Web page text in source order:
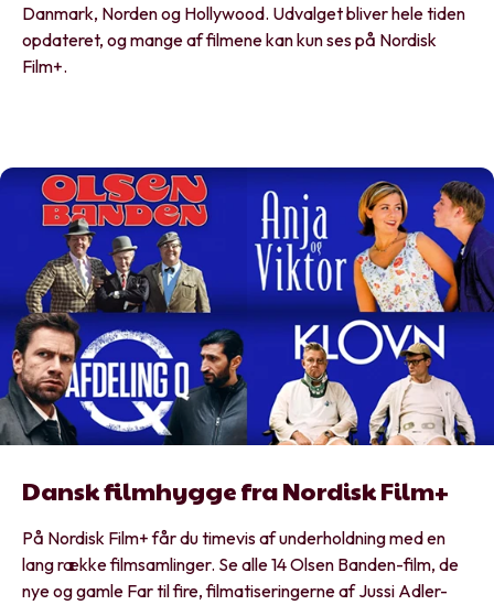
Danmark, Norden og Hollywood. Udvalget bliver hele tiden
opdateret, og mange af filmene kan kun ses på Nordisk
Film+.
Dansk filmhygge fra Nordisk Film+
På Nordisk Film+ får du timevis af underholdning med en
lang række filmsamlinger. Se alle 14 Olsen Banden-film, de
nye og gamle Far til fire, filmatiseringerne af Jussi Adler-